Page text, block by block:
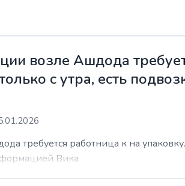
возле Ашдода
с утра, есть
требуется работница к на
Вика